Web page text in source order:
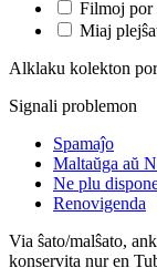
Filmoj por
Miaj
Alklaku kolekton
Signali problemon
Spamaĵo
Maltaŭga aŭ
Ne plu
Renovigenda
Via ŝato/malŝato,
konservita nur en